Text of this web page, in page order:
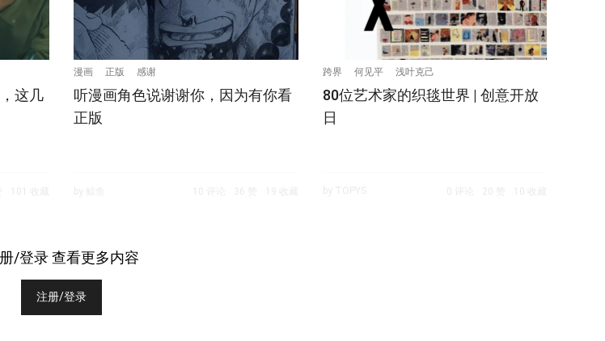
这几
漫画 正版 感谢
听漫画角色说谢谢你，因为有你看
正版
跨界 何见平 浅叶克己
80位艺术家的织毯世界 | 创意开放
日
/登录 查看更多内容
注册/登录